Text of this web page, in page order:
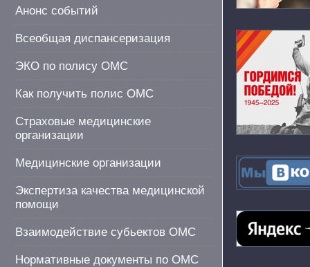
Анонс событий
Всеобщая диспансеризация
ЭКО по полису ОМС
Как получить полис ОМС
Страховые медицинские
организации
Медицинские организации
Экспертиза качества медицинской
помощи
Взаимодействие субьектов ОМС
Нормативные документы по ОМС